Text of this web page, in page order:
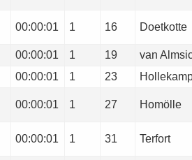
00:00:01 1 16 Doetkotte
00:00:01 1 19
van
00:00:01 1 23
00:00:01 1 27 Homölle
00:00:01 1 31 Terfort